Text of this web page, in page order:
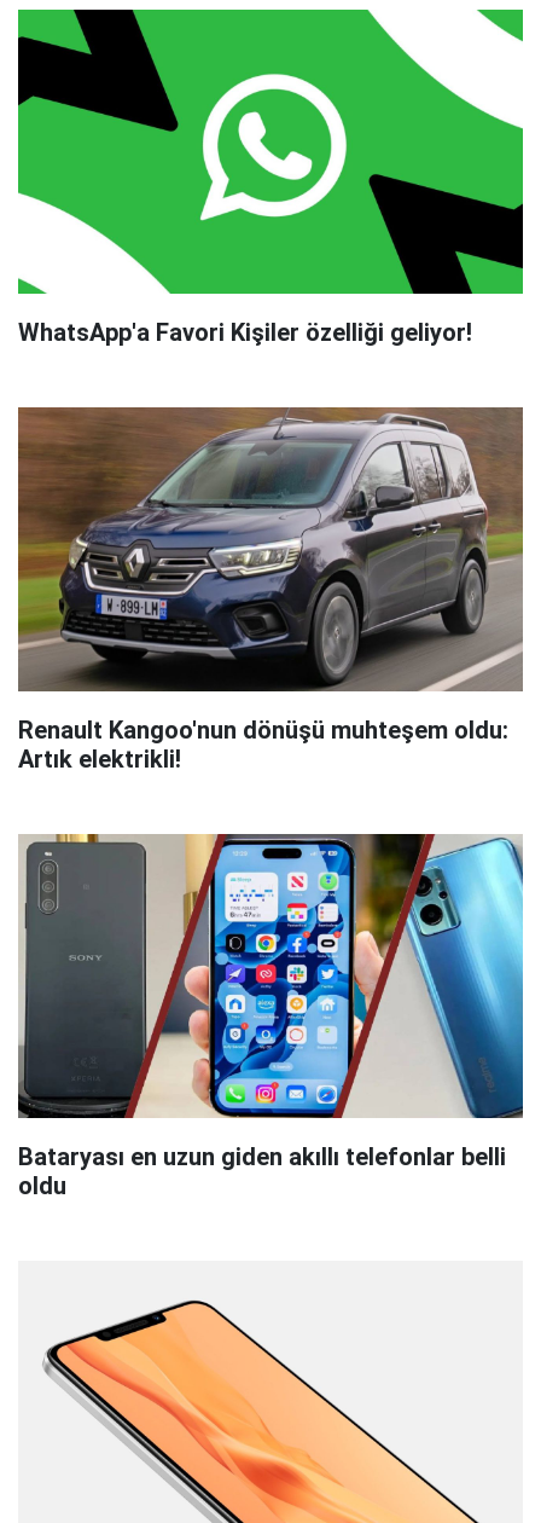
WhatsApp'a Favori Kişiler özelliği geliyor!
Renault Kangoo'nun dönüşü muhteşem oldu:
Artık elektrikli!
Bataryası en uzun giden akıllı telefonlar belli
oldu